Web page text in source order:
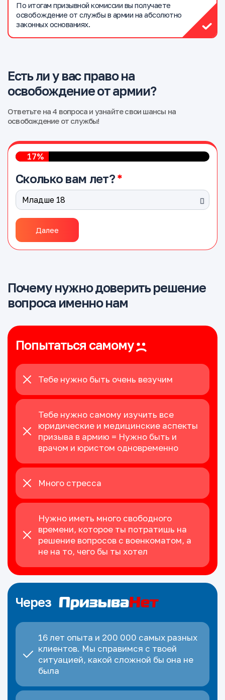
По итогам призывной комиссии вы получаете
освобождение от службы в армии на абсолютно
законных основаниях.
Есть ли у вас право на
освобождение от армии?
Ответьте на 4 вопроса и узнайте свои шансы на
освобождение от службы!
17%
Сколько вам лет?
Далее
Почему нужно доверить решение
вопроса именно нам
Попытаться самому
Тебе нужно быть очень везучим
Тебе нужно самому изучить все
юридические и медицинские аспекты
призыва в армию = Нужно быть и
врачом и юристом одновременно
Много стресса
Нужно иметь много свободного
времени, которое ты потратишь на
решение вопросов с военкоматом, а
не на то, чего бы ты хотел
Через
16 лет опыта и 200 000 самых разных
клиентов. Мы справимся с твоей
ситуацией, какой сложной бы она не
была